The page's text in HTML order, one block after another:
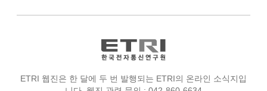
ETRI 웹진은 한 달에 두 번 발행되는 ETRI의 온라인 소식지입